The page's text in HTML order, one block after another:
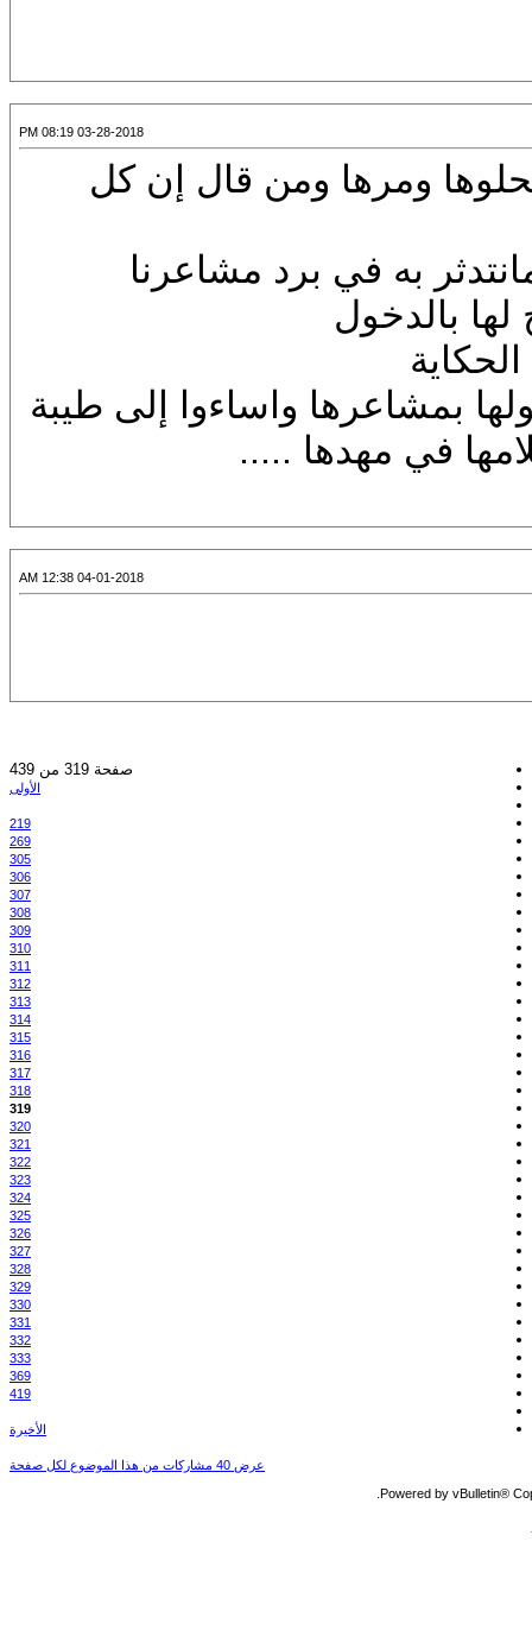
03-28-2018 08:19 PM
ومرها ومن قال إن كل
به في برد مشاعرنا
بالدخول
بمشاعرها واساءوا إلى طيبة
في مهدها .....
04-01-2018 12:38 AM
صفحة 319 من 439
الأولى
219
269
305
306
307
308
309
310
311
312
313
314
315
316
317
318
319
320
321
322
323
324
325
326
327
328
329
330
331
332
333
369
419
الأخيرة
عرض 40 مشاركات من هذا الموضوع لكل صفحة
Powered by vBulletin®